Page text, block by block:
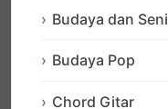
Budaya dan Seni
Budaya Pop
Chord Gitar